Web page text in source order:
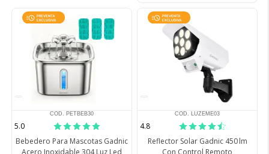
COD. PETBEB30
5.0
Bebedero Para Mascotas Gadnic
COD. LUZEME03
4.8
Reflector Solar Gadnic 450 lm